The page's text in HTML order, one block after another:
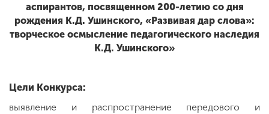
комиссия
+7 (831) 262-26-20
аспирантов, посвященном 200-летию со дня
рождения К.Д. Ушинского, «Развивая дар слова»:
творческое осмысление педагогического наследия
К.Д. Ушинского»
Цели Конкурса:
выявление и распространение передового и